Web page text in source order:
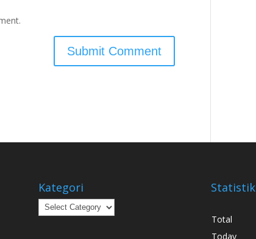
Kategori
Kategori
Statistik
Total
Today